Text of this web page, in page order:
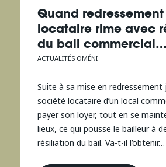
Quand
locataire rime avec
du bail commercial…
ACTUALITÉS OMÉNI
Suite à sa mise en redressement
société locataire d’un local
payer son loyer, tout en se
lieux, ce qui pousse le bailleur à
résiliation du bail. Va-t-il l’obtenir…